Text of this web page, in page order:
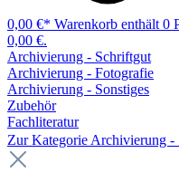
0,00 €* Warenkorb enthält 0
0,00 €.
Archivierung - Schriftgut
Archivierung - Fotografie
Archivierung - Sonstiges
Zubehör
Fachliteratur
Zur Kategorie Archivierung -